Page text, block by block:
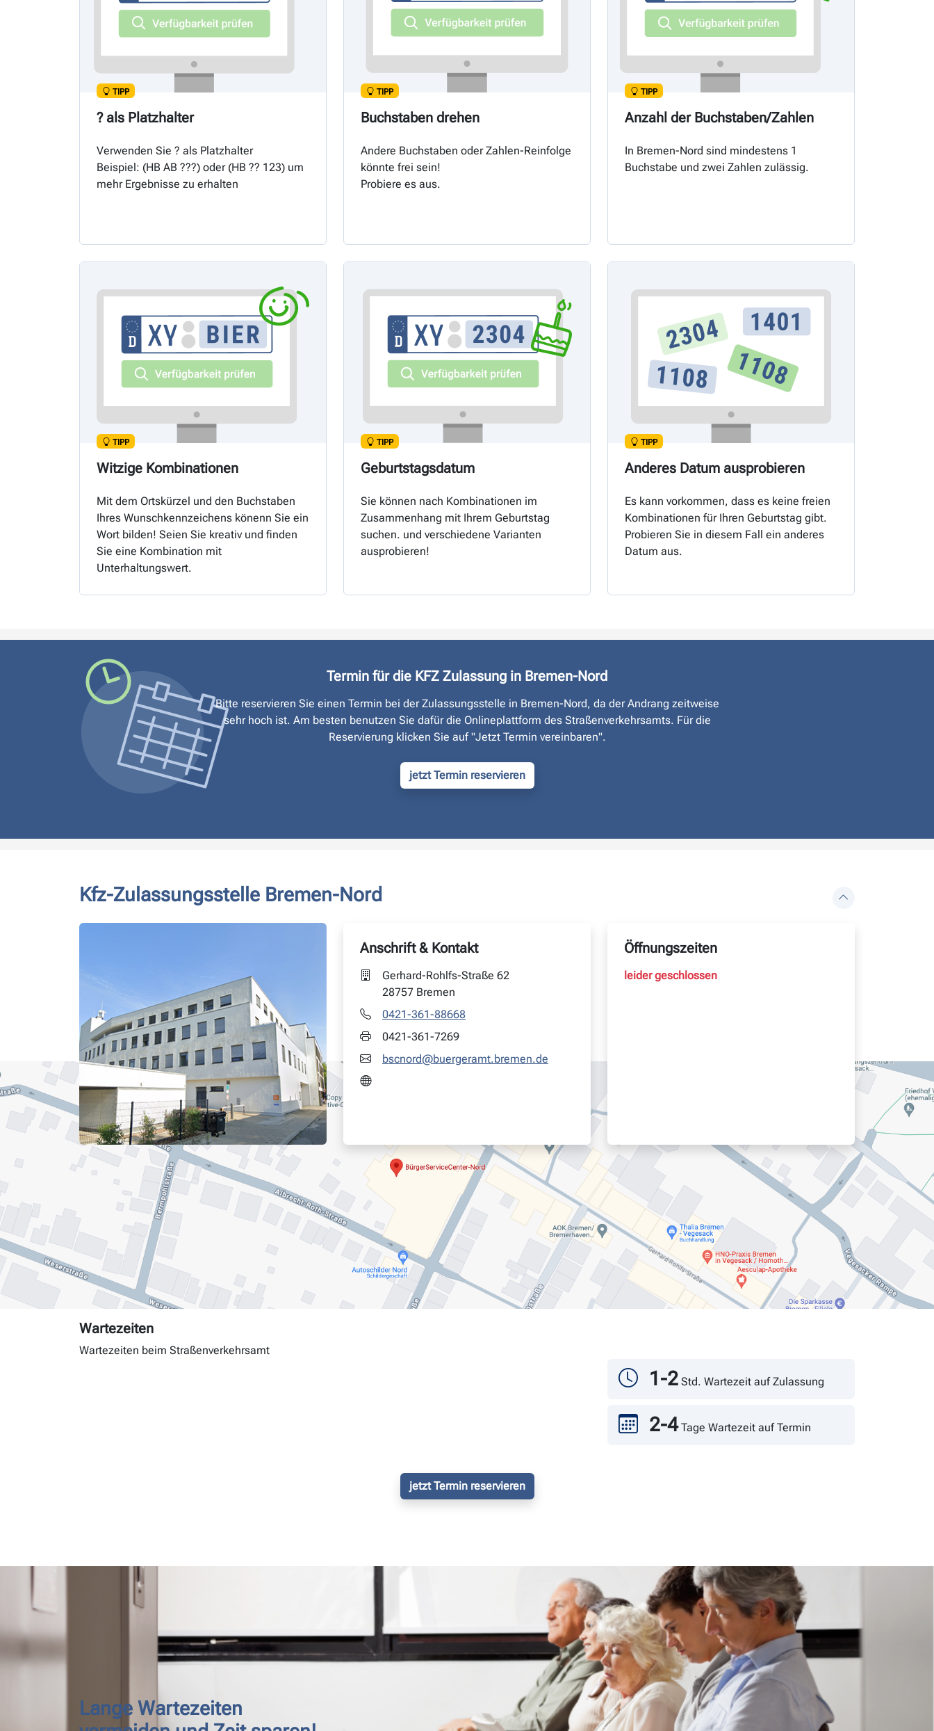
TIPP
? als Platzhalter
Verwenden Sie ? als Platzhalter
Beispiel: (HB AB ???) oder (HB ?? 123) um
mehr Ergebnisse zu erhalten
TIPP
Buchstaben drehen
Andere Buchstaben oder Zahlen-Reinfolge
könnte frei sein!
Probiere es aus.
TIPP
Anzahl der Buchstaben/Zahlen
In Bremen-Nord sind mindestens 1
Buchstabe und zwei Zahlen zulässig.
TIPP
Witzige Kombinationen
Mit dem Ortskürzel und den Buchstaben
Ihres Wunschkennzeichens könenn Sie ein
Wort bilden! Seien Sie kreativ und finden
Sie eine Kombination mit
Unterhaltungswert.
TIPP
Geburtstagsdatum
Sie können nach Kombinationen im
Zusammenhang mit Ihrem Geburtstag
suchen. und verschiedene Varianten
ausprobieren!
TIPP
Anderes Datum ausprobieren
Es kann vorkommen, dass es keine freien
Kombinationen für Ihren Geburtstag gibt.
Probieren Sie in diesem Fall ein anderes
Datum aus.
Termin für die KFZ Zulassung in Bremen-Nord
Bitte reservieren Sie einen Termin bei der Zulassungsstelle in Bremen-Nord, da der Andrang zeitweise
sehr hoch ist. Am besten benutzen Sie dafür die Onlineplattform des Straßen­verkehrsamts. Für die
Reservierung klicken Sie auf "Jetzt Termin vereinbaren".
jetzt Termin reservieren
Kfz-Zulassungsstelle Bremen-Nord
Anschrift & Kontakt
Gerhard-Rohlfs-Straße 62
28757 Bremen
0421-361-88668
0421-361-7269
bscnord@buergeramt.bremen.de
Öffnungszeiten
leider geschlossen
Wartezeiten
Wartezeiten beim Straßenverkehrsamt
1-2 Std. Wartezeit auf Zulassung
2-4 Tage Wartezeit auf Termin
jetzt Termin reservieren
Lange Wartezeiten